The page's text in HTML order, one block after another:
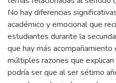
No hay diferencias
académico y emocional que
estudiantes durante la
que hay más
múltiples razones que
podría ser que al ser sétimo